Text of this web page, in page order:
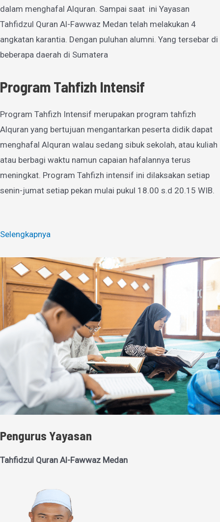
dalam menghafal Alquran. Sampai saat ini Yayasan
Tahfidzul Quran Al-Fawwaz Medan telah melakukan 4
angkatan karantia. Dengan puluhan alumni. Yang tersebar di
beberapa daerah di Sumatera
Program Tahfizh Intensif
Program Tahfizh Intensif merupakan program tahfizh
Alquran yang bertujuan mengantarkan peserta didik dapat
menghafal Alquran walau sedang sibuk sekolah, atau kuliah
atau berbagi waktu namun capaian hafalannya terus
meningkat. Program Tahfizh intensif ini dilaksakan setiap
senin-jumat setiap pekan mulai pukul 18.00 s.d 20.15 WIB.
Selengkapnya
Pengurus Yayasan
Tahfidzul Quran Al-Fawwaz Medan